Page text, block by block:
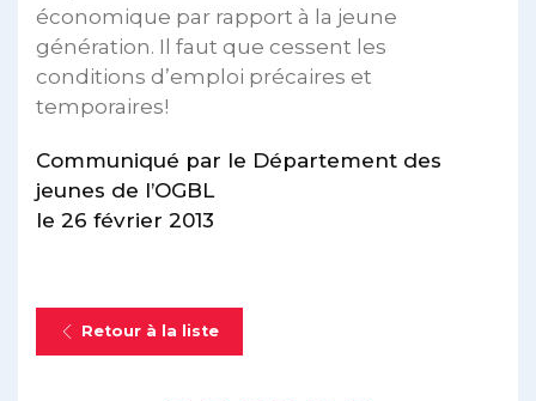
économique par rapport à la jeune
génération. Il faut que cessent les
conditions d’emploi précaires et
temporaires!
Communiqué par le Département des
jeunes de l’OGBL
le 26 février 2013
Retour à la liste